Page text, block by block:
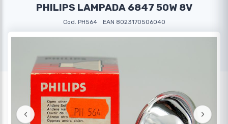
PHILIPS LAMPADA 6847 50W 8V
Cod. PH564 EAN 8023170506040
‹ ›